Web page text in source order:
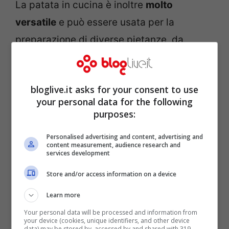
La patata in cucina è inoltre molto
versatile e può essere usata per la
preparazione di diverse pietanze, da
quelle classiche a quelle più sofisticate,
anche se non tutte sono uguali. Esistono
infatti diversevarietàdi patate ma le più
usate e conosciute sono senza dubbio
gialla
. La prima, più farinosa rispetto alla
realizzazione di purè, gnocchi e torte
salate; le altre invece, sode e compatte,
sono indicate per tutti gli altri usi come ad
bloglive.it asks for your consent to use
your personal data for the following
purposes:
Personalised advertising and content, advertising and
content measurement, audience research and
services development
Store and/or access information on a device
Learn more
Your personal data will be processed and information from
your device (cookies, unique identifiers, and other device